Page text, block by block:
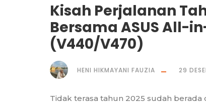
Kisah Perjalanan
Bersama ASUS All-
(V440/V470)
HENI HIKMAYANI FAUZIA 29
Tidak terasa tahun 2025 sudah